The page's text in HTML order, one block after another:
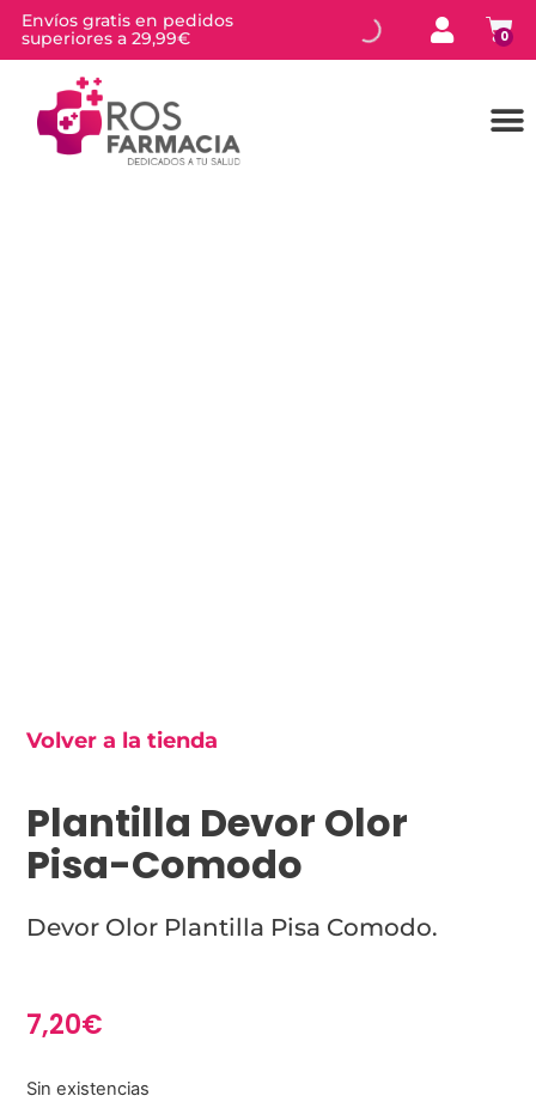
Envíos gratis en pedidos
superiores a 29,99€
0
Volver a la tienda
Plantilla Devor Olor
Pisa-Comodo
Devor Olor Plantilla Pisa Comodo.
7,20€
Sin existencias